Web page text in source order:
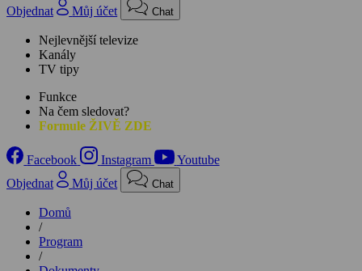
Objednat Můj účet Chat
Nejlevnější televize
Kanály
TV tipy
Funkce
Na čem sledovat?
Formule ŽIVĚ ZDE
Facebook Instagram
Youtube
Objednat
Můj účet Chat
Domů
/
Program
/